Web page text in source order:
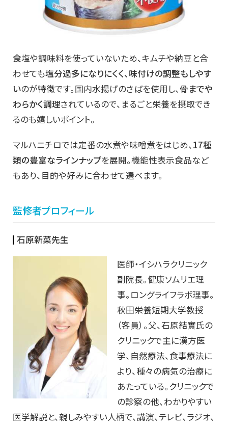
食塩や調味料を使っていないため、キムチや納豆と合
わせても塩分過多になりにくく、味付けの調整もしやす
いのが特徴です。国内水揚げのさばを使用し、骨までや
わらかく調理されているので、まるごと栄養を摂取でき
るのも嬉しいポイント。
マルハニチロでは定番の水煮や味噌煮をはじめ、17種
類の豊富なラインナップを展開。機能性表示食品など
もあり、目的や好みに合わせて選べます。
監修者プロフィール
石原新菜先生
医師・イシハラクリニック
副院長。健康ソムリエ理
事。ロングライフラボ理事。
秋田栄養短期大学教授
（客員）。父、石原結實氏の
クリニックで主に漢方医
学、自然療法、食事療法に
より、種々の病気の治療に
あたっている。クリニックで
の診察の他、わかりやすい
医学解説と、親しみやすい人柄で、講演、テレビ、ラジオ、